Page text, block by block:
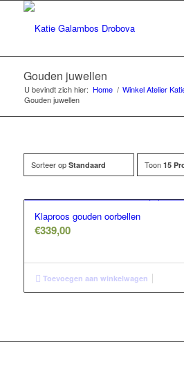
Gouden juwellen
U bevindt zich hier: Home / Winkel Atelier
Gouden juwellen
Sorteer op Standaard Toon 15
Klaproos gouden oorbellen
€339,00
Toevoegen aan winkelwagen